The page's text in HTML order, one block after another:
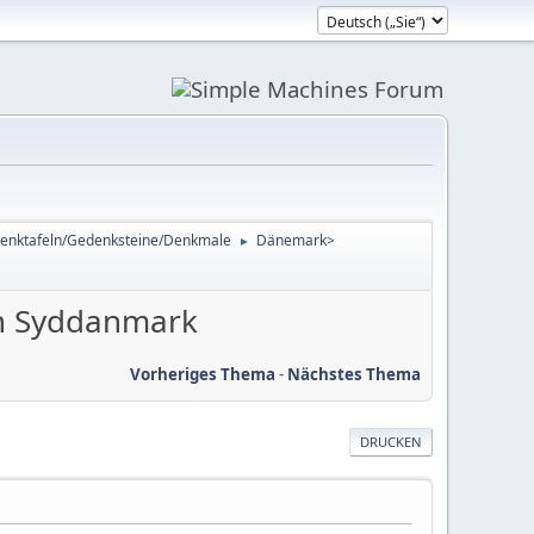
Gedenksteine/Denkmale ► Dänemark>
Syddanmark
Vorheriges Thema - Nächstes Thema
DRUCKEN